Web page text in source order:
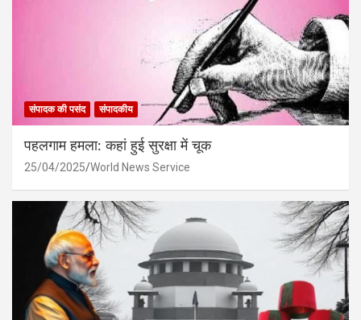
संपादक की पसंद संपादकीय
पहलगाम हमला: कहां हुई सुरक्षा में चूक
25/04/2025 World News Service